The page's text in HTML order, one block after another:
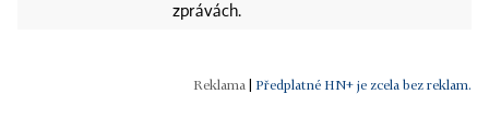
zprávách.
Předplatné HN+ je zcela bez reklam.